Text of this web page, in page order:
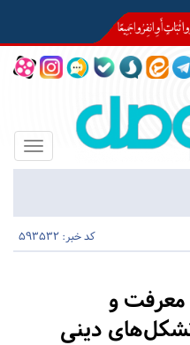
Toggle
کد خبر: 593532
معرفت و
دینی